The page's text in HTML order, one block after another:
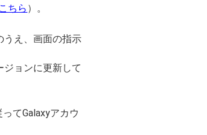
こちら ）。
うえ、画面の指示
ョンに更新して
てGalaxyアカウ